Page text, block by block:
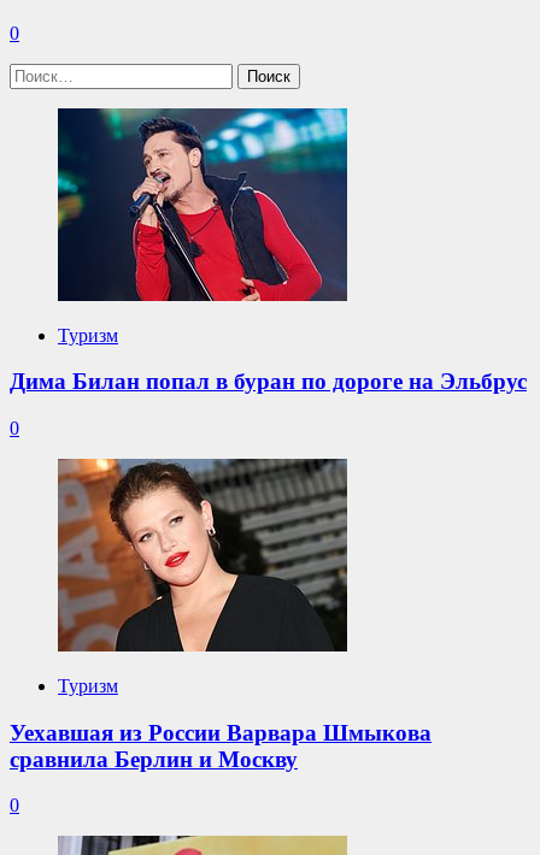
0
Найти:
Туризм
Дима Билан попал в буран по дороге на Эльбрус
0
Туризм
Уехавшая из России Варвара Шмыкова
сравнила Берлин и Москву
0